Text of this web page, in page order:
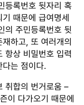
등록번호 뒷자리 혹
때문에 급여명세
의 주민등록번호 뒷
하고, 또 여러개의
항상 비밀번호 입력
다는 점이다.
취합의 번거로움 –
이 다가오기 때문에